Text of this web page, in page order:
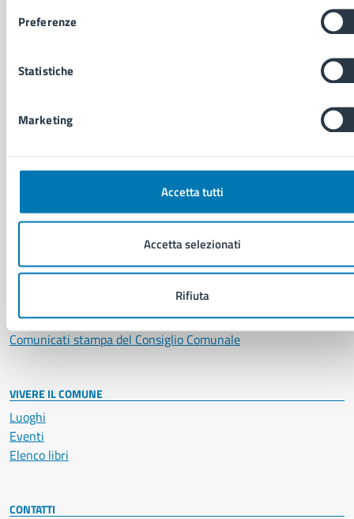
Preferenze
Statistiche
Marketing
Accetta tutti
Accetta selezionati
Rifiuta
Anagrafe e stato civile
Documenti e certificati
Imprese e commercio
Servizi Cimiteriali
Notizie
Comunicati stampa della Giunta Comunale
Comunicati stampa del Consiglio Comunale
VIVERE IL COMUNE
Luoghi
Eventi
Elenco libri
CONTATTI